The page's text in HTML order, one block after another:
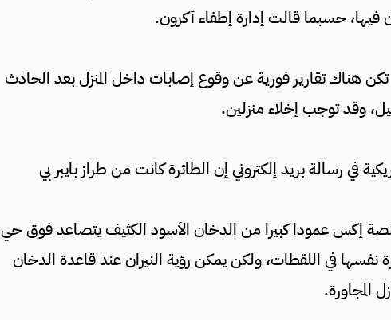
فيها، حسبما قالت إدارة إطفاء أكرون.
تكن هناك تقارير فورية عن وقوع إصابات داخل المنزل بعد الحادث
في رسالة بريد إلكتروني إن الطائرة كانت من طراز بايبر بي
إكس عمودا كبيرا من الدخان الأسود الكثيف يتصاعد فوق حي
نفسها في اللقطات، ولكن يمكن رؤية النيران عند قاعدة الدخان
المجاورة.